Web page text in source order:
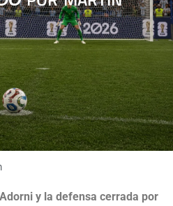
y la defensa cerrada por